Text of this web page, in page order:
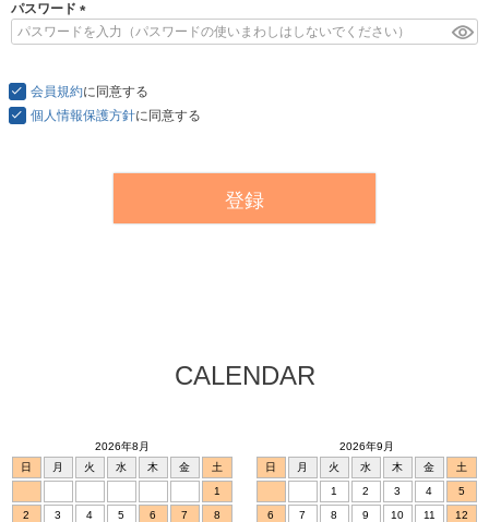
パスワード
(
)
会員規約に同意する
個人情報保護方針に同意する
登録
CALENDAR
2026年8月
日
月 火 水 木 金
土
1
2
3 4 5 6 7
8
2026年9月
日
月 火 水 木 金
土
1
2 3 4
5
6
7 8 9 10 11
12